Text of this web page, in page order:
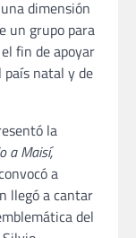
dimensión
un grupo para
fin de apoyar
natal y de
la
a Maisí,
a
llegó a cantar
del